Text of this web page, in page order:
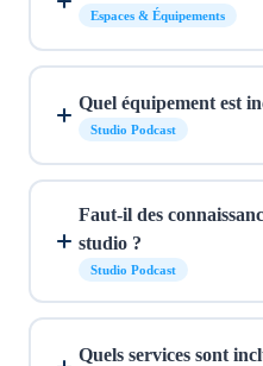
Espaces & Équipements
Quel équipement est
Studio Podcast
Faut-il des
studio ?
Studio Podcast
Quels services sont